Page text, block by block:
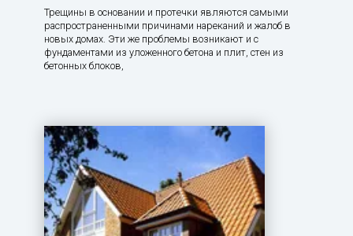
Трещины в основании и протечки являются самыми
распространенными причинами нареканий и жалоб в
новых домах. Эти же проблемы возникают и с
фундаментами из уложенного бетона и плит, стен из
бетонных блоков,